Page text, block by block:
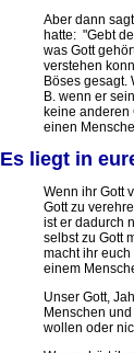
Aber dann
hatte: "Gebt
was Gott
verstehen
Böses gesagt.
B. wenn er
keine anderen
einen
Es liegt in
Wenn ihr Gott
Gott zu
ist er dadurch
selbst zu Gott
macht ihr euch
einem
Unser Gott,
Menschen
wollen oder